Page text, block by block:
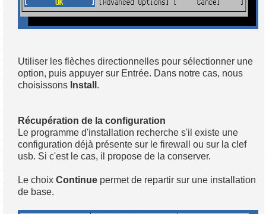
Utiliser les flèches directionnelles pour sélectionner une
option, puis appuyer sur Entrée. Dans notre cas, nous
choisissons Install .
Récupération de la configuration
Le programme d'installation recherche s'il existe une
configuration déjà présente sur le firewall ou sur la clef
usb. Si c'est le cas, il propose de la conserver.
Le choixContinue permet de repartir sur une installation
de base.